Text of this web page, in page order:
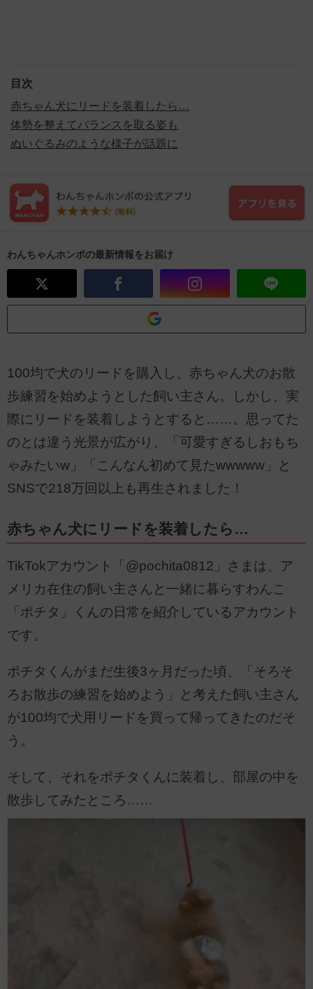
目次
赤ちゃん犬にリードを装着したら…
体勢を整えてバランスを取る姿も
ぬいぐるみのような様子が話題に
わんちゃんホンポの最新情報をお届け
100均で犬のリードを購入し、赤ちゃん犬のお散
歩練習を始めようとした飼い主さん。しかし、実
際にリードを装着しようとすると……。思ってた
のとは違う光景が広がり、「可愛すぎるしおもち
ゃみたいw」「こんなん初めて見たwwwww」と
SNSで218万回以上も再生されました！
赤ちゃん犬にリードを装着したら…
TikTokアカウント「@pochita0812」さまは、ア
メリカ在住の飼い主さんと一緒に暮らすわんこ
「ポチタ」くんの日常を紹介しているアカウント
です。
ポチタくんがまだ生後3ヶ月だった頃、「そろそ
ろお散歩の練習を始めよう」と考えた飼い主さん
が100均で犬用リードを買って帰ってきたのだそ
う。
そして、それをポチタくんに装着し、部屋の中を
散歩してみたところ……